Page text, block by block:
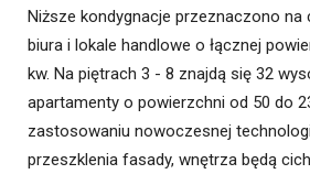
Niższe kondygnacje przeznaczono na
biura i lokale handlowe o łącznej
kw. Na piętrach 3 - 8 znajdą się 32
apartamenty o powierzchni od 50 do
zastosowaniu nowoczesnej
przeszklenia fasady, wnętrza będą